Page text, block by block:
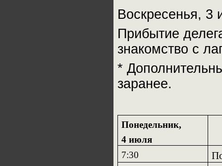
Воскресенья, 3
Прибытие
знакомство с
*
заранее.
Понедельник,
4 июля
7:30